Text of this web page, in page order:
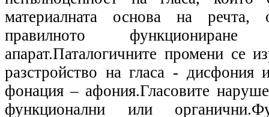
материалната основа на речта,
правилното
апарат.Паталогичните промени се
разстройство на гласа - дисфония
фонация – афония.Гласовите
функционални или